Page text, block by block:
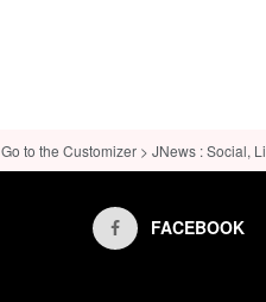
Go to the Customizer > JNews : Social,
FACEBOOK